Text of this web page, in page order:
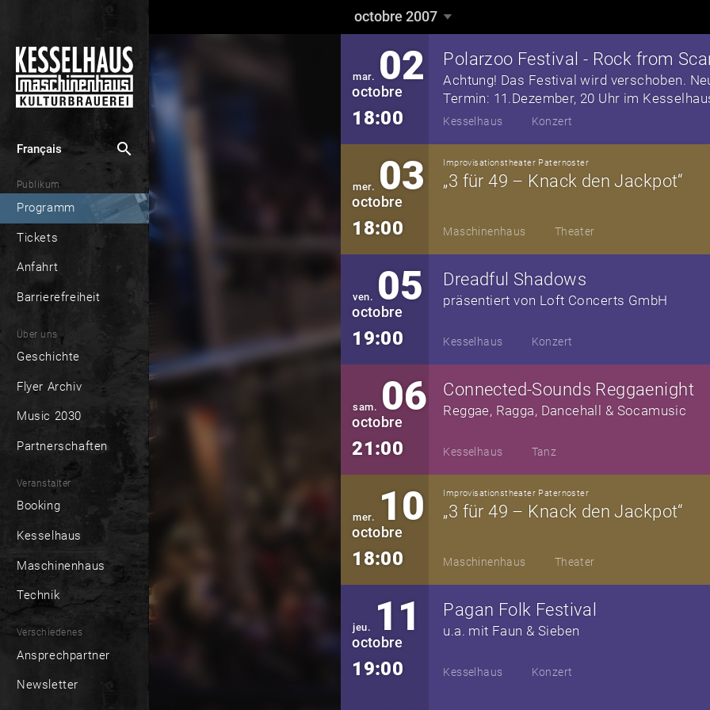
Français search
Publikum
Programm
Tickets
Anfahrt
Barrierefreiheit
Über uns
Geschichte
Flyer Archiv
Music 2030
Partnerschaften
Veranstalter
Booking
Kesselhaus
Maschinenhaus
Technik
Verschiedenes
Ansprechpartner
Newsletter
octobre 2007
mar. 02
octobre
18:00
Achtung! Das Festival wird verschoben.
Termin: 11.Dezember, 20 Uhr im
Kesselhaus Konzert
mer. 03
octobre
18:00
Improvisationstheater Paternoster
„3 für 49 – Knack den Jackpot“
Maschinenhaus Theater
ven. 05
octobre
19:00
Dreadful Shadows
präsentiert von Loft Concerts GmbH
Kesselhaus Konzert
sam. 06
octobre
21:00
Connected-Sounds Reggaenight
Reggae, Ragga, Dancehall & Socamusic
Kesselhaus Tanz
mer. 10
octobre
18:00
Improvisationstheater Paternoster
„3 für 49 – Knack den Jackpot“
Maschinenhaus Theater
jeu. 11
octobre
19:00
Pagan Folk Festival
u.a. mit Faun & Sieben
Kesselhaus Konzert
octobre 2007 ▼